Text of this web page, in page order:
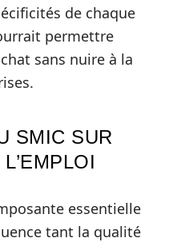
de chaque
permettre
sans nuire à la
SMIC SUR
essentielle
tant la qualité